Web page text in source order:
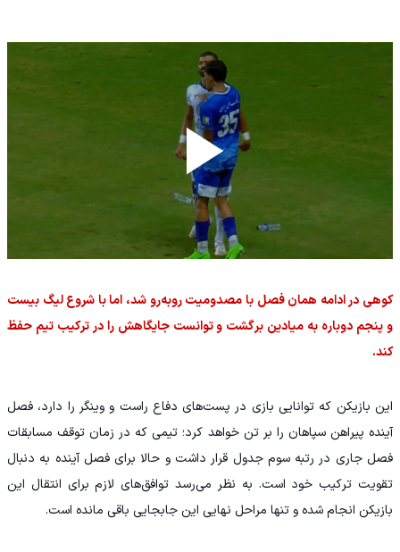
کوهی در ادامه همان فصل با مصدومیت روبه‌رو شد، اما با شروع لیگ بیست‌
و پنجم دوباره به میادین برگشت و توانست جایگاهش را در ترکیب تیم حفظ
کند.
این بازیکن که توانایی بازی در پست‌های دفاع راست و وینگر را دارد، فصل
آینده پیراهن سپاهان را بر تن خواهد کرد؛ تیمی که در زمان توقف مسابقات
فصل جاری در رتبه سوم جدول قرار داشت و حالا برای فصل آینده به دنبال
تقویت ترکیب خود است. به نظر می‌رسد توافق‌های لازم برای انتقال این
بازیکن انجام شده و تنها مراحل نهایی این جابجایی باقی مانده است.